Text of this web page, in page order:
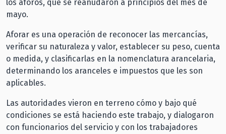
los aforos, que se reanudaron a principios del mes de
mayo.
Aforar es una operación de reconocer las mercancías,
verificar su naturaleza y valor, establecer su peso, cuenta
o medida, y clasificarlas en la nomenclatura arancelaria,
determinando los aranceles e impuestos que les son
aplicables.
Las autoridades vieron en terreno cómo y bajo qué
condiciones se está haciendo este trabajo, y dialogaron
con funcionarios del servicio y con los trabajadores